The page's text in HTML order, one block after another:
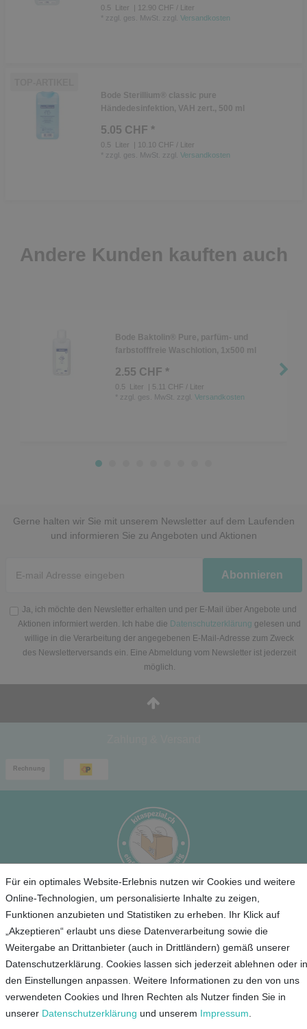
0.5 Liter
| 12.90 CHF / Liter
zzgl. ges. MwSt. zzgl. Versandkosten
Bode Sterillium® classic pure
Händedesinfektion, VAH zert., 500 ml
5.05 CHF *
0.5 Liter
| 10.10 CHF / Liter
zzgl. ges. MwSt. zzgl. Versandkosten
Andere Kunden kauften auch
Bode Baktolin® Pure, parfüm- und
farbstofffreie Waschlotion, 1x500 ml
2.55 CHF *
0.5 Liter
| 5.11 CHF / Liter
zzgl. ges. MwSt. zzgl.Versandkosten
Gerne halten wir Sie mit unserem Newsletter auf dem Laufenden
und informieren Sie zu Angeboten und Aktionen
Honig
Abonnieren
Ja, ich möchte den Newsletter erhalten und per E-Mail über Angebote und
Aktionen informiert werden. Ich habe die Datenschutzerklärung gelesen und
willige in die Verarbeitung der angegebenen E-Mail-Adresse zum Zweck
des Newsletterversands ein. Eine Abmeldung vom Newsletter ist jederzeit
möglich.
Für ein optimales Website-Erlebnis nutzen wir Cookies und weitere
Online-Technologien, um personalisierte Inhalte zu zeigen,
Funktionen anzubieten und Statistiken zu erheben. Ihr Klick auf
„Akzeptieren“ erlaubt uns diese Datenverarbeitung sowie die
Weitergabe an Drittanbieter (auch in Drittländern) gemäß unserer
Datenschutzerklärung. Cookies lassen sich jederzeit ablehnen oder in
den Einstellungen anpassen. Weitere Informationen zu den von uns
verwendeten Cookies und Ihren Rechten als Nutzer finden Sie in
unserer Daten­schutz­erklärung und unserem Impressum
Service
Unternehmen
AGB
Datenschutz